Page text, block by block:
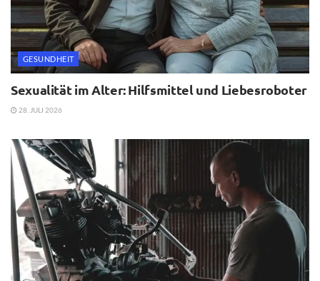
GESUNDHEIT
Sexualität im Alter: Hilfsmittel und Liebesroboter
28. JULI 2026